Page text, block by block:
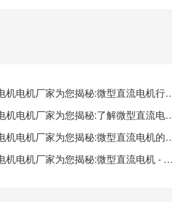
深圳微型直流电机电机厂家为您
深圳微型直流电机电机厂家为您
深圳微型直流电机电机厂家为
深圳微型直流电机电机厂家为您揭秘:微型